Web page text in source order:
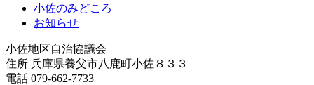
小佐のみどころ
お知らせ
小佐地区自治協議会
住所 兵庫県養父市八鹿町小佐８３３
電話 079-662-7733